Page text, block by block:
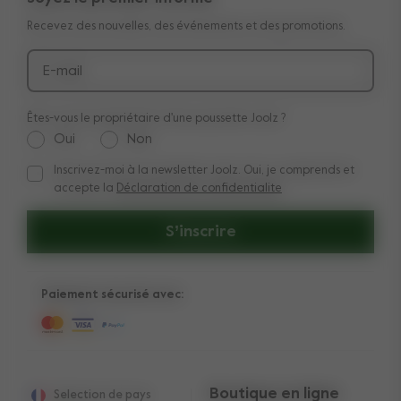
Médias et collaborations
Livraison et paiement
Retours
Recevez des nouvelles, des événements et des promotions.
E-mail
S’inscrire
Êtes-vous le propriétaire d'une poussette Joolz ?
Oui Non
Inscrivez-moi à la newsletter Joolz. Oui, je comprends et
Inscrivez-moi à la newsletter Joolz. Oui, je comprends et
accepte la Déclaration de confidentialite
Selection de pays Boutique en ligne
Paiement sécurisé avec: